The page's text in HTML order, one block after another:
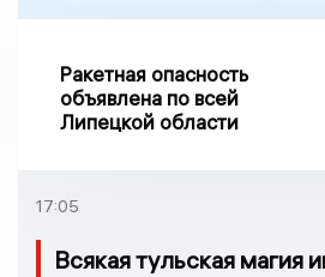
Ракетная опасность
объявлена по всей
Липецкой области
17:05
Всякая тульская магия